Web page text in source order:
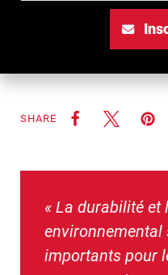
SHARE
« La durabilité et
environnemental
importants pour